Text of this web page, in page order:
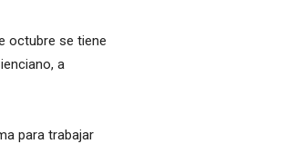
octubre se tiene
a
para trabajar